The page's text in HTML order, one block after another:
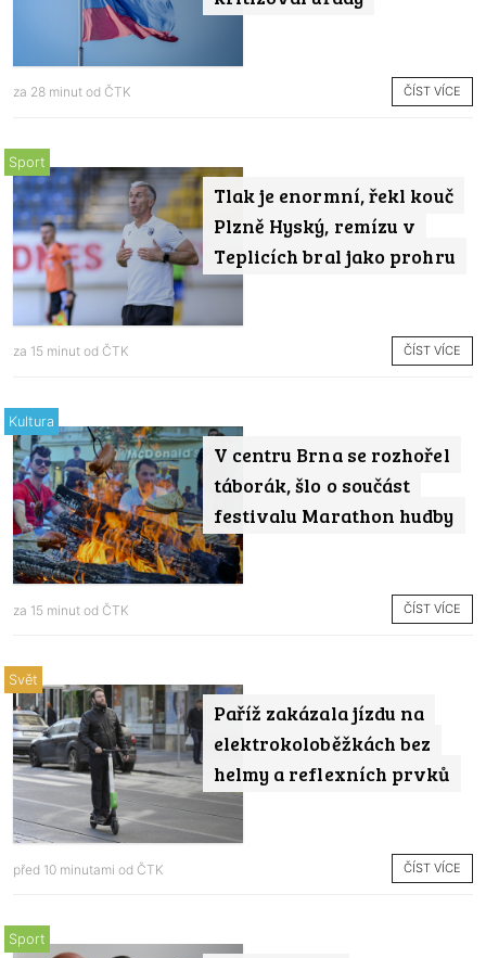
za 28 minut od ČTK ČÍST VÍCE
Tlak je enormní, řekl kouč
Plzně Hyský, remízu v
Teplicích bral jako prohru
Sport
za 15 minut od ČTK ČÍST VÍCE
V centru Brna se rozhořel
táborák, šlo o součást
festivalu Marathon hudby
Kultura
za 15 minut od ČTK ČÍST VÍCE
Paříž zakázala jízdu na
elektrokoloběžkách bez
helmy a reflexních prvků
Svět
před 10 minutami od ČTK ČÍST VÍCE
Sport